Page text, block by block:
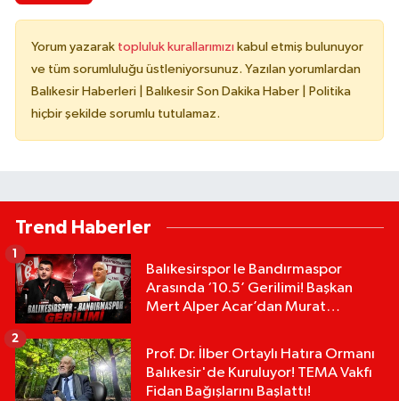
Yorum yazarak topluluk kurallarımızı kabul etmiş bulunuyor
ve tüm sorumluluğu üstleniyorsunuz. Yazılan yorumlardan
Balıkesir Haberleri | Balıkesir Son Dakika Haber | Politika
hiçbir şekilde sorumlu tutulamaz.
Trend Haberler
Balıkesirspor le Bandırmaspor
Arasında ‘10.5’ Gerilimi! Başkan
Mert Alper Acar’dan Murat
1
Prof. Dr. İlber Ortaylı Hatıra Ormanı
Balıkesir'de Kuruluyor! TEMA Vakfı
Fidan Bağışlarını Başlattı!
2